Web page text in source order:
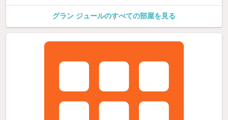
グラン ジュールのすべての部屋を見る